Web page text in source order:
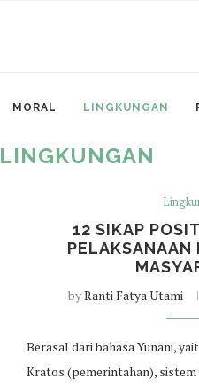
MORAL LINGKUNGAN
LINGKUNGAN
12 SIKAP
PELAKSANAAN
byRanti Fatya Utami
Berasal dari bahasa Yunani,
Kratos (pemerintahan),